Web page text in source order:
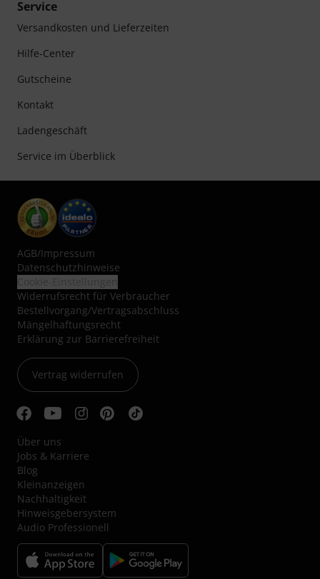
Service
Versandkosten und Lieferzeiten
Hilfe-Center
Gutscheine
Kontakt
Ladengeschäft
Service im Überblick
AGB/Impressum
Datenschutzhinweise
Widerrufsrecht für Verbraucher
Bestellvorgang/Vertragsabschluss
Mängelhaftungsrecht
Erklärung zur Barrierefreiheit
Vertrag widerrufen
Über uns
Jobs & Karriere
Blog
Kleinanzeigen
Nachhaltigkeit
Hinweisgebersystem
Audio Professionell